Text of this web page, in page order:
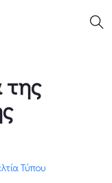
Τύπου